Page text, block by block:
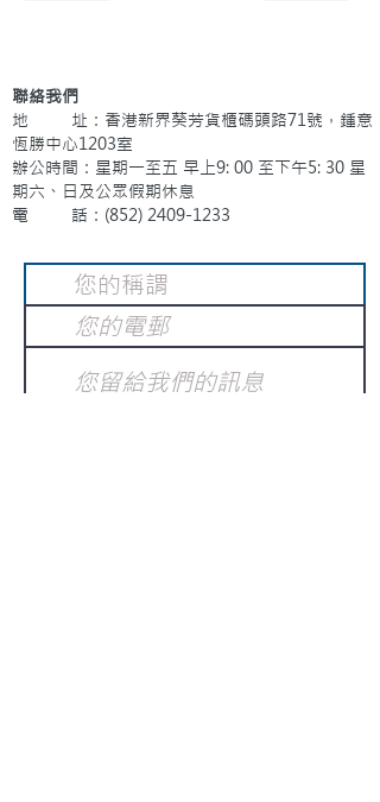
聯絡我們
地 址：香港新界葵芳貨櫃碼頭路71號，鍾意
恆勝中心1203室
辦公時間：星期一至五 早上9: 00 至下午5: 30 星
期六、日及公眾假期休息
電 話：(852) 2409-1233